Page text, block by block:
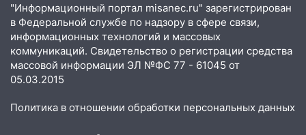
19:33 Коровы-рекордсменки: в
Ульяновской области выросли надои
молока
18:20
В Ульяновской области до конца
года благоустроят 20 родников
17:27
В Ульяновской области 114 детей-
"Информационный портал misanec.ru" зарегистрирован
в Федеральной службе по надзору в сфере связи,
информационных технологий и массовых
коммуникаций. Свидетельство о регистрации средства
массовой информации ЭЛ №ФС 77 - 61045 от
05.03.2015
Политика в отношении обработки персональных данных